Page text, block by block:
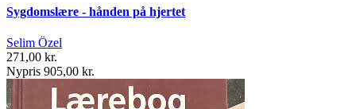
Sygdomslære - hånden på hjertet
Selim Özel
271,00 kr.
Nypris 905,00 kr.